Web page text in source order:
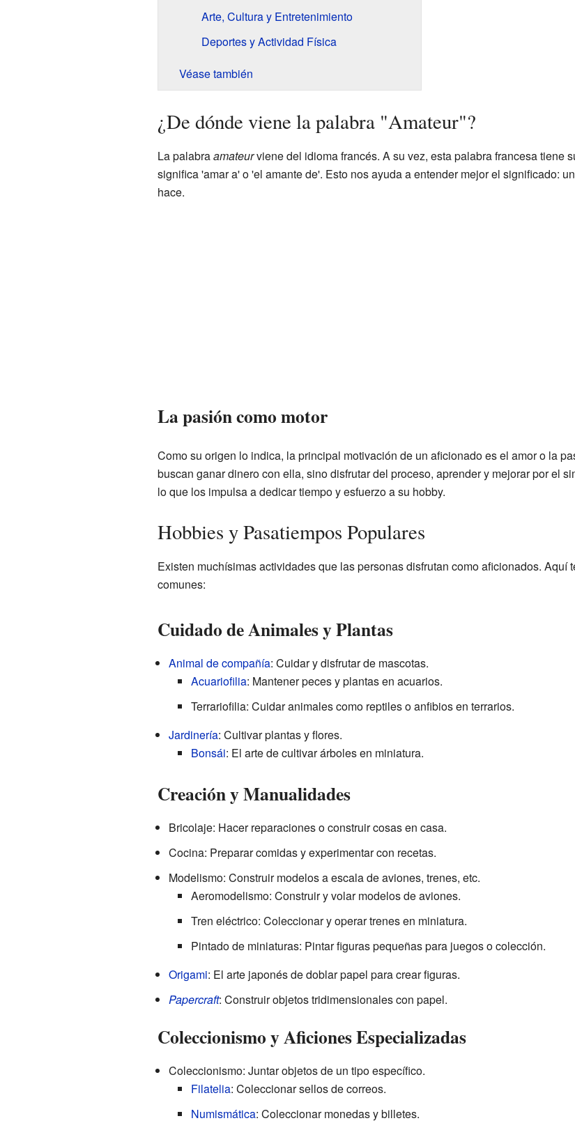
Arte, Cultura y Entretenimiento
Deportes y Actividad Física
Véase también
¿De dónde viene la palabra "Amateur"?
La palabraamateurviene del idioma francés. A su vez, esta palabra francesa tiene
significa 'amar a' o 'el amante de'. Esto nos ayuda a entender mejor el significado: un
hace.
La pasión como motor
Como su origen lo indica, la principal motivación de un aficionado es el amor o la
buscan ganar dinero con ella, sino disfrutar del proceso, aprender y mejorar por el
lo que los impulsa a dedicar tiempo y esfuerzo a su hobby.
Hobbies y Pasatiempos Populares
Existen muchísimas actividades que las personas disfrutan como aficionados. Aquí
comunes:
Cuidado de Animales y Plantas
Animal de compañía: Cuidar y disfrutar de mascotas.
Acuariofilia: Mantener peces y plantas en acuarios.
Terrariofilia: Cuidar animales como reptiles o anfibios en terrarios.
Jardinería: Cultivar plantas y flores.
Bonsái: El arte de cultivar árboles en miniatura.
Creación y Manualidades
Bricolaje: Hacer reparaciones o construir cosas en casa.
Cocina: Preparar comidas y experimentar con recetas.
Modelismo: Construir modelos a escala de aviones, trenes, etc.
Aeromodelismo: Construir y volar modelos de aviones.
Tren eléctrico: Coleccionar y operar trenes en miniatura.
Pintado de miniaturas: Pintar figuras pequeñas para juegos o colección.
Origami: El arte japonés de doblar papel para crear figuras.
Papercraft: Construir objetos tridimensionales con papel.
Coleccionismo y Aficiones Especializadas
Coleccionismo: Juntar objetos de un tipo específico.
Filatelia: Coleccionar sellos de correos.
Numismática: Coleccionar monedas y billetes.